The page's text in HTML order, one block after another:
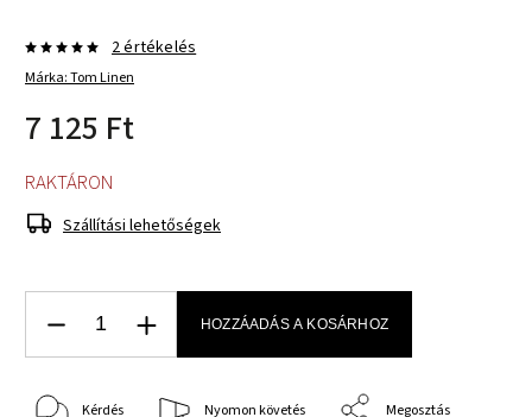
Márka:Tom Linen
2 értékelés
7 125 Ft
RAKTÁRON
Szállítási lehetőségek
HOZZÁADÁS A KOSÁRHOZ
Kérdés Nyomon követés Megosztás